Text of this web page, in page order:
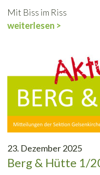
Mit Biss im Riss
weiterlesen >
23. Dezember 2025
Berg & Hütte 1/